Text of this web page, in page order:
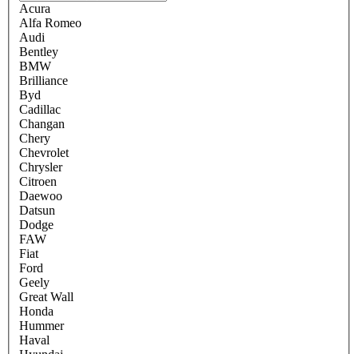
Acura
Alfa Romeo
Audi
Bentley
BMW
Brilliance
Byd
Cadillac
Changan
Chery
Chevrolet
Chrysler
Citroen
Daewoo
Datsun
Dodge
FAW
Fiat
Ford
Geely
Great Wall
Honda
Hummer
Haval